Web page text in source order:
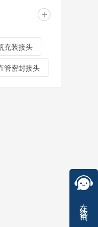
+
充装接头
管密封接头
在线咨询